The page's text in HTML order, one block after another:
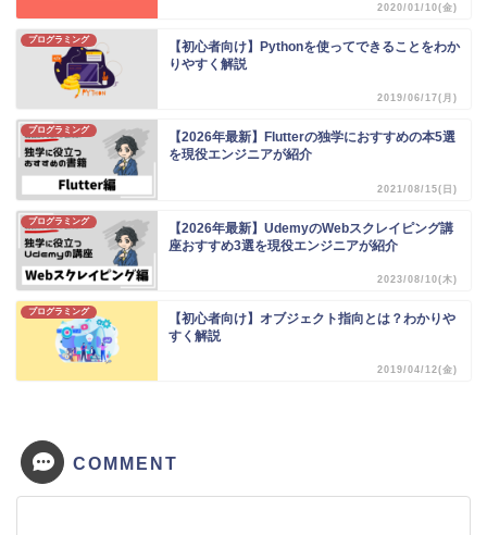
2020/01/10(金)
プログラミング
【初心者向け】Pythonを使ってできることをわか
りやすく解説
2019/06/17(月)
プログラミング
【2026年最新】Flutterの独学におすすめの本5選
を現役エンジニアが紹介
2021/08/15(日)
プログラミング
【2026年最新】UdemyのWebスクレイピング講
座おすすめ3選を現役エンジニアが紹介
2023/08/10(木)
プログラミング
【初心者向け】オブジェクト指向とは？わかりや
すく解説
2019/04/12(金)
COMMENT